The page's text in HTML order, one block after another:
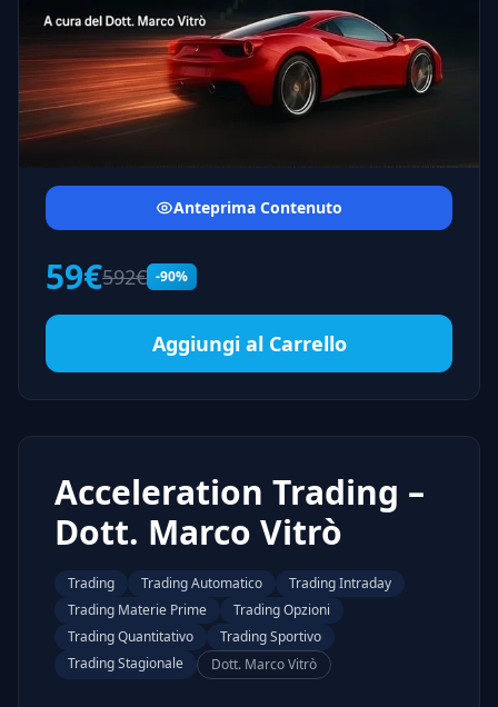
Anteprima Contenuto
59€592€ -90%
Aggiungi al Carrello
Acceleration Trading –
Dott. Marco Vitrò
Trading Trading Automatico
Trading Intraday
Trading Materie Prime
Trading Opzioni
Trading Quantitativo
Trading Sportivo
Trading Stagionale
Dott. Marco Vitrò